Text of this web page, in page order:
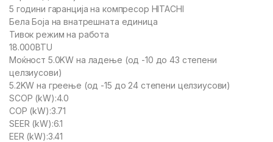
5 години гаранција на компресор HITACHI
Бела Боја на внатрешната единица
Тивок режим на работа
18.000BTU
Моќност 5.0KW на ладење (од -10 до 43 степени
целзиусови)
5.2KW на греење (од -15 до 24 степени целзиусови)
SCOP (kW):4.0
COP (kW):3.71
SEER (kW):6.1
EER (kW):3.41